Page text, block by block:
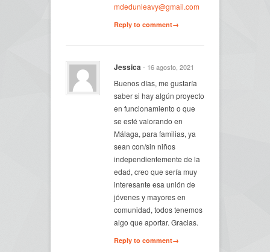
mdedunleavy@gmail.com
Reply to comment→
Jessica- 16 agosto, 2021
Buenos días, me gustaría
saber si hay algún proyecto
en funcionamiento o que
se esté valorando en
Málaga, para familias, ya
sean con/sin niños
independientemente de la
edad, creo que sería muy
interesante esa unión de
jóvenes y mayores en
comunidad, todos tenemos
algo que aportar. Gracias.
Reply to comment→